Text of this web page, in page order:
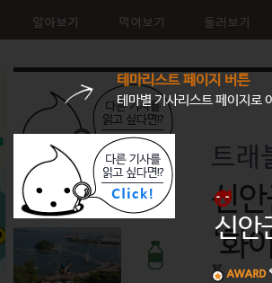
트
신
‘화
테마리스트 페이지 버튼
테마별 기사리스트 페이지로
신안